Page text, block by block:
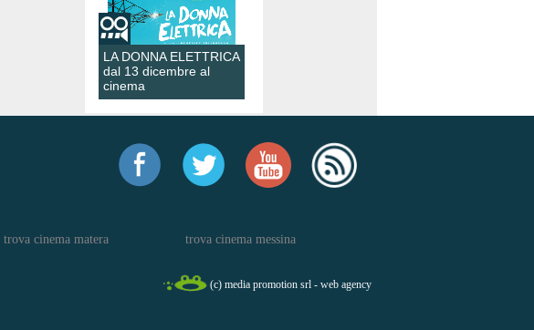
LA DONNA ELETTRICA
dal 13 dicembre al
cinema
trova cinema matera trova cinema messina
(c) media promotion srl - web agency